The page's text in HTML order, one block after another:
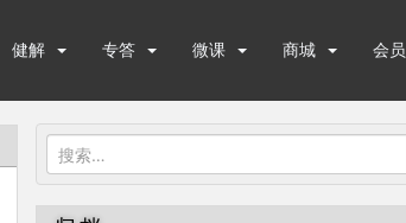
健解 专答 微课 商城 会员
搜
索：